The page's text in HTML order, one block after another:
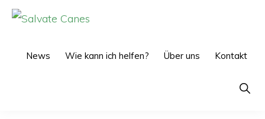
Zur
Zum
News Wie kann ich helfen? Über uns Kontakt
Show